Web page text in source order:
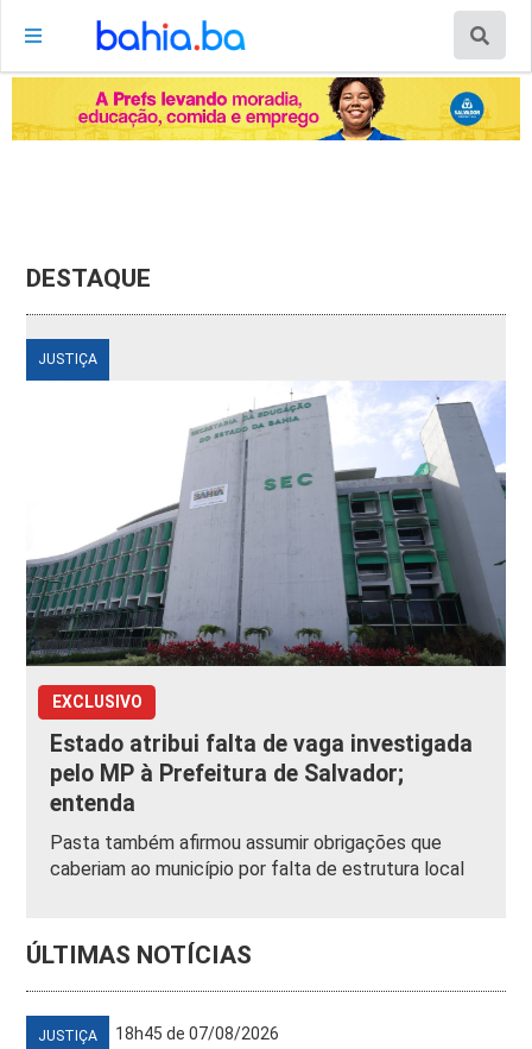
DESTAQUE
JUSTIÇA
EXCLUSIVO
Estado atribui falta de vaga investigada
pelo MP à Prefeitura de Salvador;
entenda
Pasta também afirmou assumir obrigações que
caberiam ao município por falta de estrutura local
ÚLTIMAS NOTÍCIAS
JUSTIÇA 18h45 de 07/08/2026